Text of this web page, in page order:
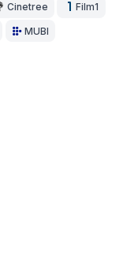
Cinetree Film1
MUBI